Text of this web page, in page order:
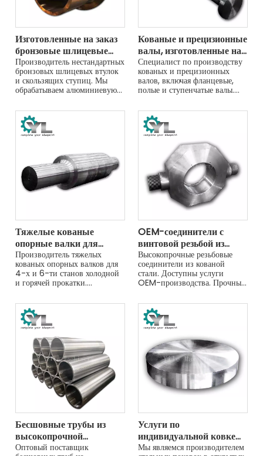
Изготовленные на заказ
бронзовые шлицевые
втулки и скользящие
ступицы
Производитель нестандартных
бронзовых шлицевых втулок
и скользящих ступиц. Мы
обрабатываем алюминиевую
для промышленного
применения с высокой
степенью износа. Получите
ценовое предложение.
Кованые и прецизионные
валы, изготовленные на
заказ
Специалист по производству
кованых и прецизионных
валов, включая фланцевые,
полые и ступенчатые валы.
сталей, таких как
4140/42CrMo4. Получите
ценовое предложение для
вашего проекта.
Тяжелые кованые
опорные валки для
прокатных станов
Производитель тяжелых
кованых опорных валков для
4-х и 6-ти станов холодной
и горячей прокатки.
тоннажа и устойчивости к
растрескиванию.
OEM-соединители с
винтовой резьбой из
кованой стали —
высокопрочные и
надежные
Высокопрочные резьбовые
соединители из кованой
стали. Доступны услуги
OEM-производства. Прочный
требовательных приложений.
Бесшовные трубы из
высокопрочной
легированной стали
Оптовый поставщик
Услуги по
индивидуальной ковке
стали в открытых
Мы являемся производителем